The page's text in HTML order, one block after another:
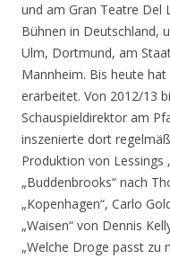
und am Gran Teatre Del
Bühnen in Deutschland,
Ulm, Dortmund, am
Mannheim. Bis heute
erarbeitet. Von 2012/13
Schauspieldirektor am
inszenierte dort
Produktion von Lessings
„Buddenbrooks“ nach
„Kopenhagen“, Carlo
„Waisen“ von Dennis
„Welche Droge passt zu